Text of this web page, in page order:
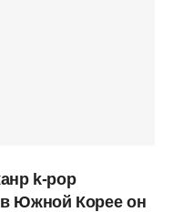
k-pop
Южной Корее он